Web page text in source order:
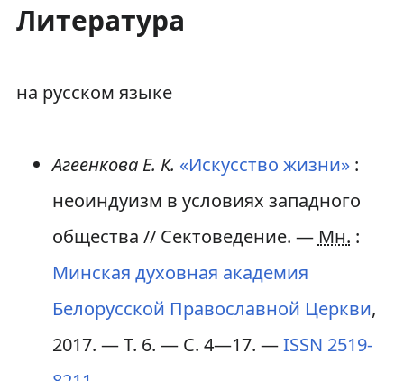
Литература
на русском языке
Агеенкова Е. К. «Искусство жизни»:
неоиндуизм в условиях западного
общества // Сектоведение. — Мн. :
Минская духовная академия
Белорусской Православной Церкви,
2017. — Т. 6. — С. 4—17. —ISSN 2519-